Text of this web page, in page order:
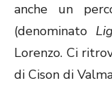
anche un
(denominato
Lorenzo. Ci
di Cison di